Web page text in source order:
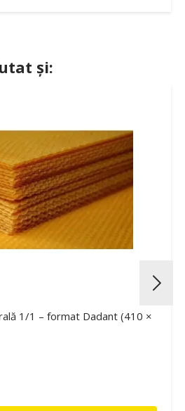
și:
1/1 – format Dadant (410 ×